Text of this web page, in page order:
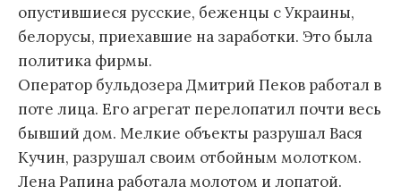
опустившиеся русские, беженцы с Украины,
белорусы, приехавшие на заработки. Это была
политика фирмы.
Оператор бульдозера Дмитрий Пеков работал в
поте лица. Его агрегат перелопатил почти весь
бывший дом. Мелкие объекты разрушал Вася
Кучин, разрушал своим отбойным молотком.
Лена Рапина работала молотом и лопатой.